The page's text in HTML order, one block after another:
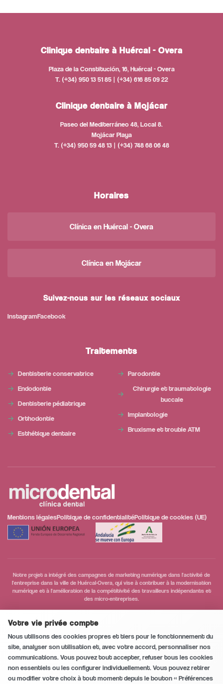
Clinique dentaire à Huércal - Overa
Plaza de la Constitución, 16, Huércal - Overa
T. (+34) 950 13 51 85 | (+34) 616 85 09 22
Clinique dentaire à Mojácar
Paseo del Mediterráneo 48, Local 8.
Mojácar Playa
T. (+34) 950 59 48 13 | (+34) 748 68 06 48
Horaires
Clínica en Huércal - Overa
Clínica en Mojácar
Suivez-nous sur les réseaux sociaux
InstagramFacebook
Traitements
Dentisterie conservatrice
Endodontie
Dentisterie pédiatrique
Orthodontie
Esthétique dentaire
Parodontie
Chirurgie et traumatologie
buccale
Implantologie
Bruxisme et trouble ATM
Mentions légalesPolitique de confidentialitéPolitique de cookies (UE)
Notre projet a intégré des campagnes de marketing numérique dans l'activité de
l'entreprise dans la ville de Huércal-Overa, qui vise à contribuer à la modernisation
numérique et à l'amélioration de la compétitivité des travailleurs indépendants et
des micro-entreprises.
Votre vie privée compte
Nous utilisons des cookies propres et tiers pour le fonctionnement du
site, analyser son utilisation et, avec votre accord, personnaliser nos
communications. Vous pouvez tout accepter, refuser tous les cookies
non essentiels ou les configurer individuellement. Vous pouvez retirer
ou modifier votre choix à tout moment depuis le bouton « Préférences
Appeler
WhatsApp